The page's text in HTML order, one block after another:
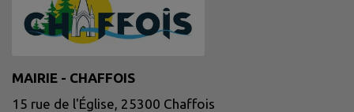
MAIRIE - CHAFFOIS
15 rue de l'Église, 25300 Chaffois